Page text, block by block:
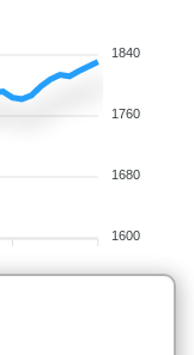
1840
1760
1680
1600